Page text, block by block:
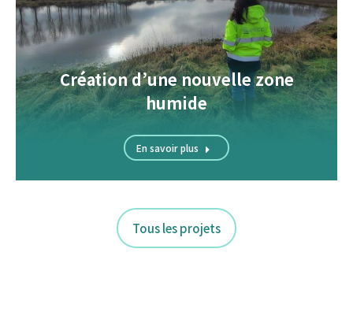
Création d’une nouvelle zone
humide
En savoir plus
Tous les projets